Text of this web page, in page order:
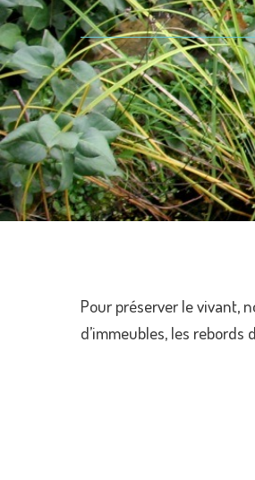
Pour préserver le vivant,
d’immeubles, les